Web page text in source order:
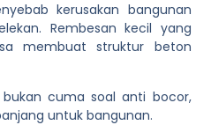
kerusakan bangunan
Rembesan kecil yang
membuat struktur beton
cuma soal anti bocor,
untuk bangunan.